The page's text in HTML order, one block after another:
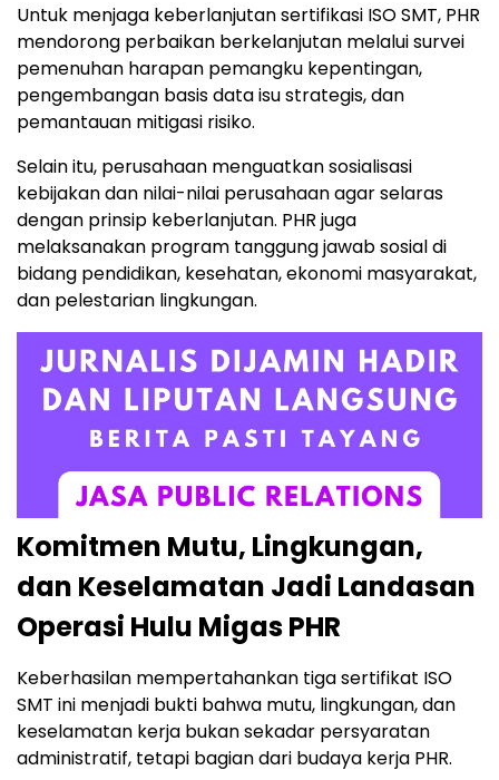
Untuk menjaga keberlanjutan sertifikasi ISO SMT, PHR
mendorong perbaikan berkelanjutan melalui survei
pemenuhan harapan pemangku kepentingan,
pengembangan basis data isu strategis, dan
pemantauan mitigasi risiko.
Selain itu, perusahaan menguatkan sosialisasi
kebijakan dan nilai-nilai perusahaan agar selaras
dengan prinsip keberlanjutan. PHR juga
melaksanakan program tanggung jawab sosial di
bidang pendidikan, kesehatan, ekonomi masyarakat,
dan pelestarian lingkungan.
Komitmen Mutu, Lingkungan,
dan Keselamatan Jadi Landasan
Operasi Hulu Migas PHR
Keberhasilan mempertahankan tiga sertifikat ISO
SMT ini menjadi bukti bahwa mutu, lingkungan, dan
keselamatan kerja bukan sekadar persyaratan
administratif, tetapi bagian dari budaya kerja PHR.